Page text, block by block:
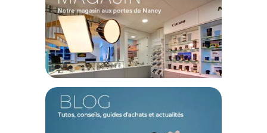
Caractéristiques du Sennheiser CHG 2 EU Double
chargeur pour BA10 et BA30 :
Température de fonctionnement : 32 à 113°F / 0 à 45°C
Tension de sortie : 5 VCC
Tension secteur : 12 V CC
Courant de charge : 2 x 1000 mA maximum
Dimensions : 175 x 135 x 93 mm
Poids : 375,0 g